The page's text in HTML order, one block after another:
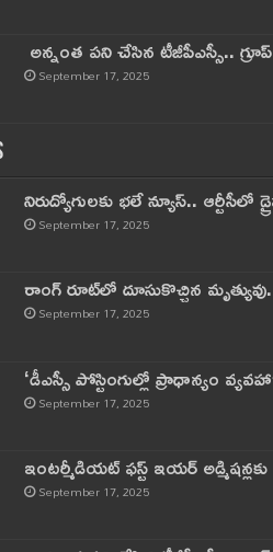
అన్నంత పని చేసిన టీజీపీఎస్సీ..
September 17, 2025
నిరుద్యోగులకు భలే న్యూస్.. ఆర్టీసీలో
September 17, 2025
రాంగ్ రూట్‌లో దూసుకొచ్చిన
September 17, 2025
‘డీఎస్సీ పోస్టింగుల్లో ప్రాధాన్యం
September 17, 2025
ఇంటర్మీడియట్ ఫస్ట్‌ ఇయర్‌
September 17, 2025